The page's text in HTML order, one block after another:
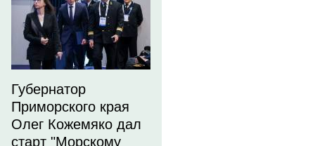
Губернатор
Приморского края
Олег Кожемяко дал
старт "Морскому